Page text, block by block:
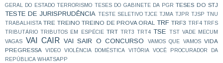
GERAL DO ESTADO TERRORISMO TESES DO GABINETE DA PGR TESES DO STJ
TESTE DE JURISPRUDÊNCIA TESTE SELETIVO TJCE TJMA TJPR TJSP TNU
TRABALHISTA TRE TREINO TREINO DE PROVA ORAL TRF TRF3 TRF4 TRFS
TRIBUTÁRIO TRIBUTOS EM ESPÉCIE TRT TRT3 TRT4 TSE TST VADE MECUM
VAGAS
VAI CAIR VAI SAIR O CONCURSO VAMOS QUE VAMOS VIDA
PREGRESSA
VIDEO VIOLÊNCIA DOMÉSTICA VITÓRIA
VOCÊ PROCURADOR DA
REPÚBLICA WHATSAPP